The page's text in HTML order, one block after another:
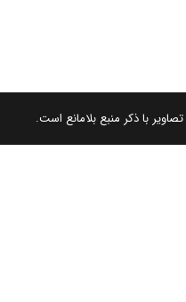
با ذکر منبع بلامانع است.